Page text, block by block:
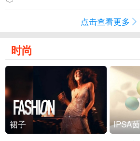
点击查看更多
时尚
裙子